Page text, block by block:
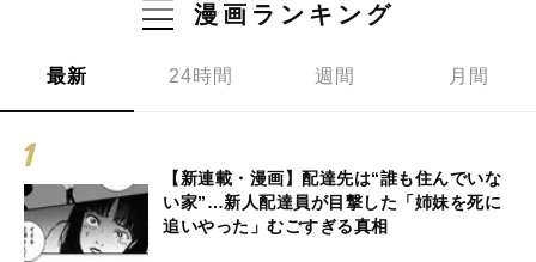
漫画ランキング
最新 24時間 週間 月間
【新連載・漫画】配達先は“誰も住んでいな
い家”…新人配達員が目撃した「姉妹を死に
追いやった」むごすぎる真相